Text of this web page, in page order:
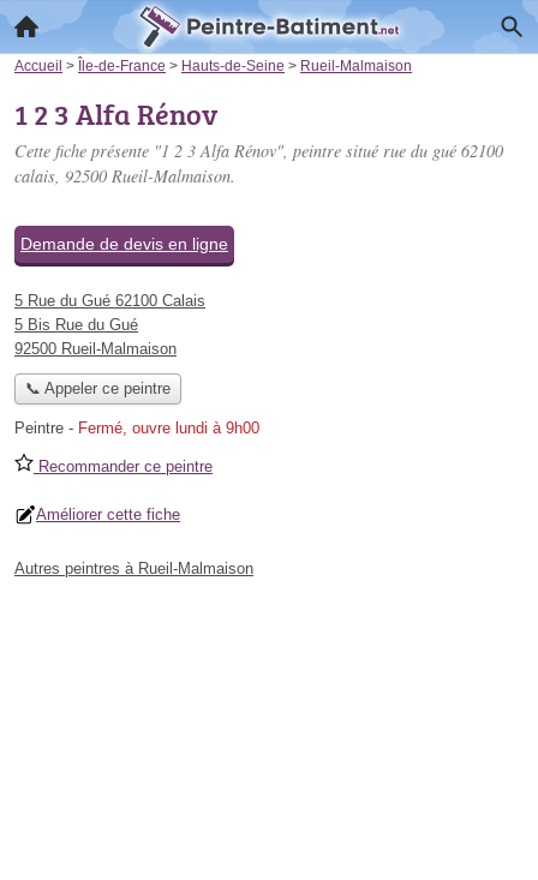
Accueil > Île-de-France > Hauts-de-Seine > Rueil-Malmaison
1 2 3 Alfa Rénov
Cette fiche présente "1 2 3 Alfa Rénov", peintre situé rue du gué 62100
calais, 92500 Rueil-Malmaison.
Demande de devis en ligne
5 Rue du Gué 62100 Calais
5 Bis Rue du Gué
92500 Rueil-Malmaison
📞 Appeler ce peintre
Peintre - Fermé, ouvre lundi à 9h00
Recommander ce peintre
Améliorer cette fiche
Autres peintres à Rueil-Malmaison